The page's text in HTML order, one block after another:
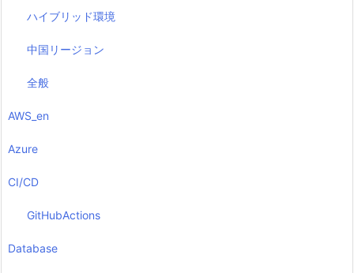
ハイブリッド環境
中国リージョン
全般
AWS_en
Azure
CI/CD
GitHubActions
Database